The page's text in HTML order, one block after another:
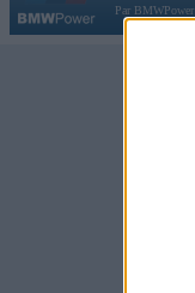
Par BMWPower